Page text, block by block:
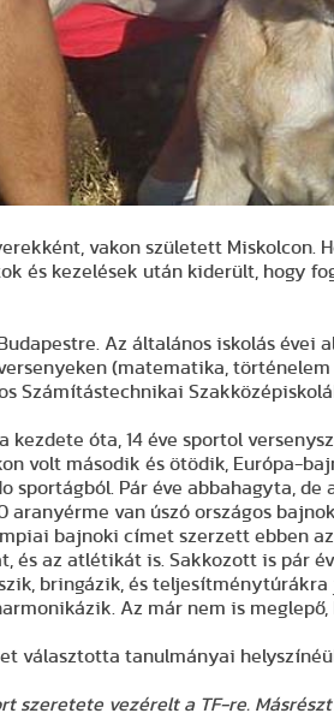
vakon született Miskolcon.
és kezelések után kiderült, hogy
Az általános iskolás évei
(matematika, történelem
Számítástechnikai
kezdete óta, 14 éve sportol
volt második és ötödik, Európa-
sportágból. Pár éve abbahagyta, de
aranyérme van úszó országos
bajnoki címet szerzett ebben
és az atlétikát is. Sakkozott is pár
bringázik, és teljesítménytúrákra
Az már nem is
választotta tanulmányai
szeretete vezérelt a TF-re.